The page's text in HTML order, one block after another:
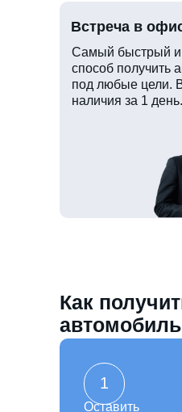
Самый быстрый
способ получить
под любые цели.
наличия за 1 день.
Встреча в
Как
автомобиль
Оставить
1